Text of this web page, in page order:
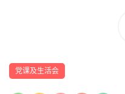
党课及生活会